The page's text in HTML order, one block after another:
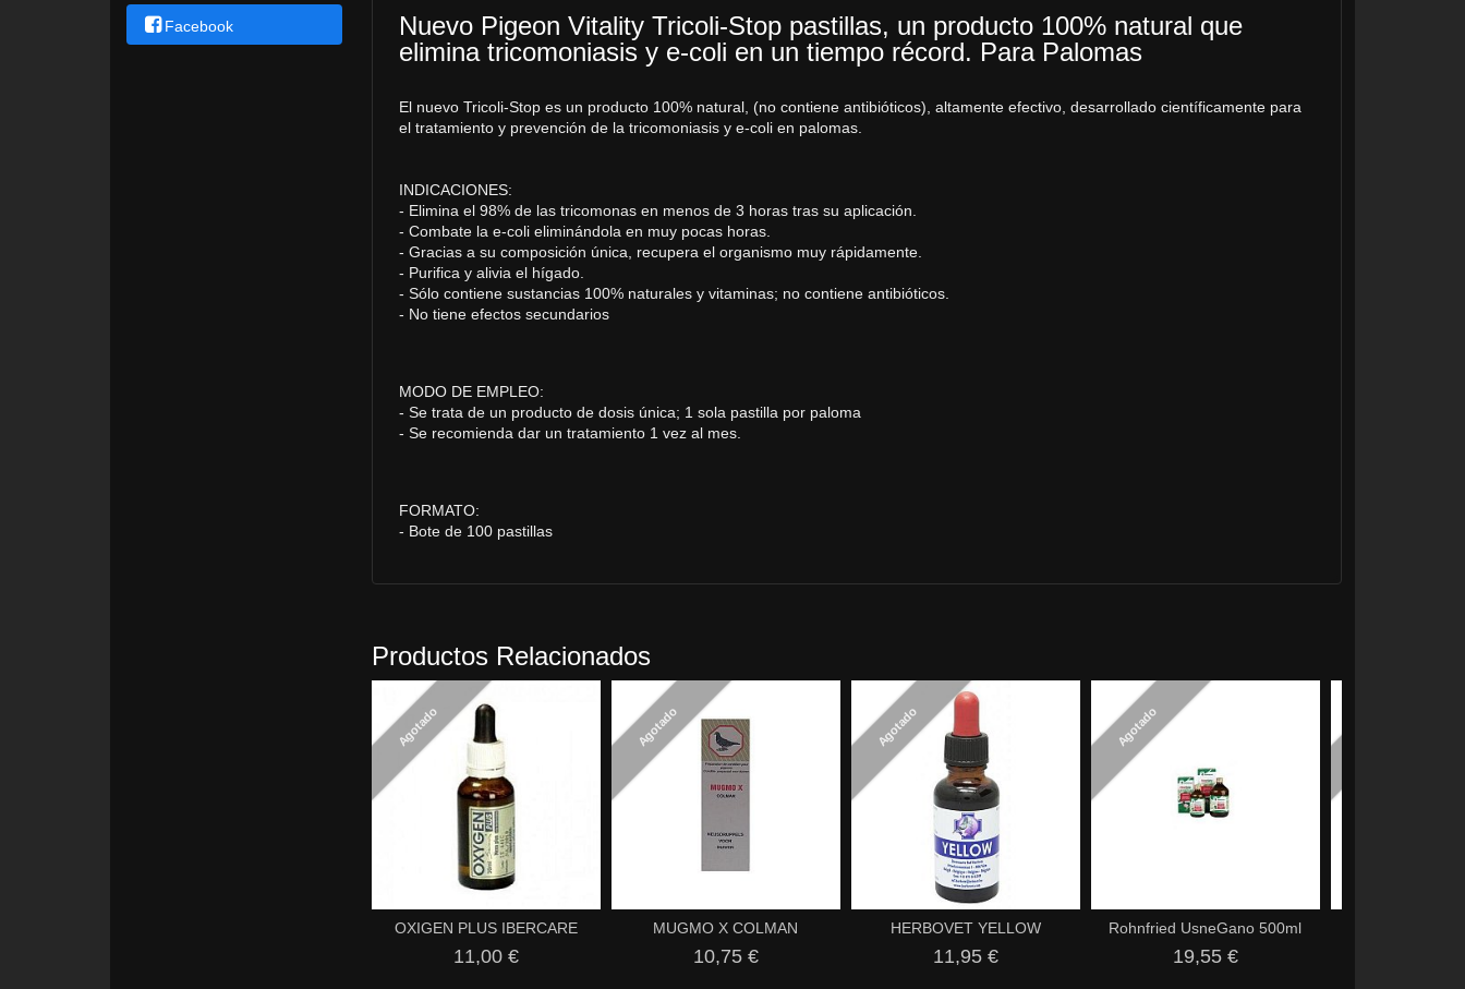
Facebook
Nuevo Pigeon Vitality Tricoli-Stop pastillas, un producto 100% natural que
elimina tricomoniasis y e-coli en un tiempo récord. Para Palomas
El nuevo Tricoli-Stop es un producto 100% natural, (no contiene antibióticos), altamente efectivo, desarrollado científicamente para
el tratamiento y prevención de la tricomoniasis y e-coli en palomas.
INDICACIONES:
- Elimina el 98% de las tricomonas en menos de 3 horas tras su aplicación.
- Combate la e-coli eliminándola en muy pocas horas.
- Gracias a su composición única, recupera el organismo muy rápidamente.
- Purifica y alivia el hígado.
- Sólo contiene sustancias 100% naturales y vitaminas; no contiene antibióticos.
- No tiene efectos secundarios
MODO DE EMPLEO:
- Se trata de un producto de dosis única; 1 sola pastilla por paloma
- Se recomienda dar un tratamiento 1 vez al mes.
FORMATO:
- Bote de 100 pastillas
Productos Relacionados
Agotado
OXIGEN PLUS IBERCARE
11,00 €
Agotado
MUGMO X COLMAN
10,75 €
Agotado
HERBOVET YELLOW
11,95 €
Agotado
Rohnfried UsneGano 500ml
19,55 €